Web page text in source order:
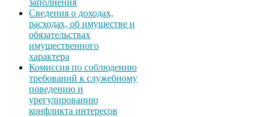
заполнения
Сведения о доходах,
расходах, об имуществе и
обязательствах
имущественного
характера
Комиссия по соблюдению
требований к служебному
поведению и
урегулированию
конфликта интересов